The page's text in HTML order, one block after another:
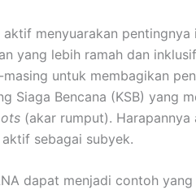
aktif menyuarakan
yang lebih ramah dan
masing untuk membagikan
Siaga Bencana (KSB) yang
(akar rumput).
sebagai subyek.
dapat menjadi contoh